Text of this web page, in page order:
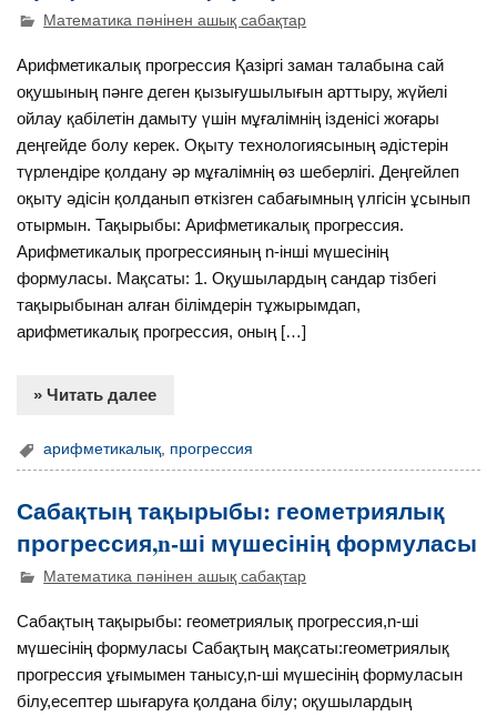
Математика пәнінен ашық сабақтар
Арифметикалық прогрессия Қазіргі заман талабына сай
оқушының пәнге деген қызығушылығын арттыру, жүйелі
ойлау қабілетін дамыту үшін мұғалімнің ізденісі жоғары
деңгейде болу керек. Оқыту технологиясының әдістерін
түрлендіре қолдану әр мұғалімнің өз шеберлігі. Деңгейлеп
оқыту әдісін қолданып өткізген сабағымның үлгісін ұсынып
отырмын. Тақырыбы: Арифметикалық прогрессия.
Арифметикалық прогрессияның n-інші мүшесінің
формуласы. Мақсаты: 1. Оқушылардың сандар тізбегі
тақырыбынан алған білімдерін тұжырымдап,
арифметикалық прогрессия, оның […]
» Читать далее
арифметикалық прогрессия
Сабақтың тақырыбы: геометриялық
прогрессия,n-ші мүшесінің формуласы
Математика пәнінен ашық сабақтар
Сабақтың тақырыбы: геометриялық прогрессия,n-ші
мүшесінің формуласы Сабақтың мақсаты:геометриялық
прогрессия ұғымымен танысу,n-ші мүшесінің формуласын
білу,есептер шығаруға қолдана білу; оқушылардың